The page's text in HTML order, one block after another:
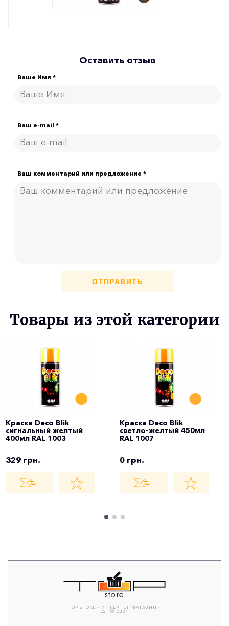
Оставить отзыв
Ваше Имя *
Ваш e-mail *
Ваш комментарий или предложение *
ОТПРАВИТЬ
Товары из этой категории
Краска Deco Blik
сигнальный желтый
400мл RAL 1003
329 грн.
Краска Deco Blik
светло-желтый 450мл
RAL 1007
0 грн.
TOP STORE - ИНТЕРНЕТ МАГАЗИН -
EST © 2021